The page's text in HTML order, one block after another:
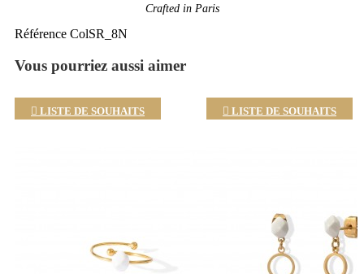
Crafted in Paris
Référence ColSR_8N
Vous pourriez aussi aimer
 LISTE DE SOUHAITS  LISTE DE SOUHAITS